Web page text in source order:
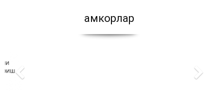
Ҳамкорлар